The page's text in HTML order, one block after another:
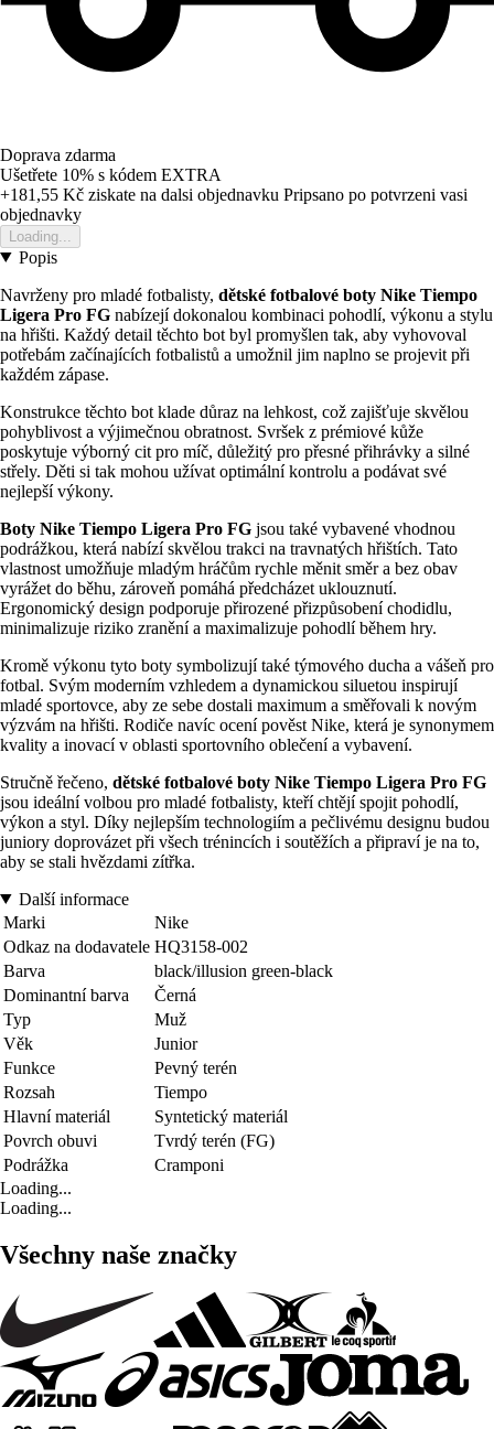
Doprava zdarma
Ušetřete 10% s kódem EXTRA
+181,55 Kč ziskate na dalsi objednavku Pripsano po potvrzeni vasi
objednavky
Loading...
Popis
Navrženy pro mladé fotbalisty, dětské fotbalové boty Nike Tiempo
Ligera Pro FG nabízejí dokonalou kombinaci pohodlí, výkonu a stylu
na hřišti. Každý detail těchto bot byl promyšlen tak, aby vyhovoval
potřebám začínajících fotbalistů a umožnil jim naplno se projevit při
každém zápase.
Konstrukce těchto bot klade důraz na lehkost, což zajišťuje skvělou
pohyblivost a výjimečnou obratnost. Svršek z prémiové kůže
poskytuje výborný cit pro míč, důležitý pro přesné přihrávky a silné
střely. Děti si tak mohou užívat optimální kontrolu a podávat své
nejlepší výkony.
Boty Nike Tiempo Ligera Pro FG jsou také vybavené vhodnou
podrážkou, která nabízí skvělou trakci na travnatých hřištích. Tato
vlastnost umožňuje mladým hráčům rychle měnit směr a bez obav
vyrážet do běhu, zároveň pomáhá předcházet uklouznutí.
Ergonomický design podporuje přirozené přizpůsobení chodidlu,
minimalizuje riziko zranění a maximalizuje pohodlí během hry.
Kromě výkonu tyto boty symbolizují také týmového ducha a vášeň pro
fotbal. Svým moderním vzhledem a dynamickou siluetou inspirují
mladé sportovce, aby ze sebe dostali maximum a směřovali k novým
výzvám na hřišti. Rodiče navíc ocení pověst Nike, která je synonymem
kvality a inovací v oblasti sportovního oblečení a vybavení.
Stručně řečeno, dětské fotbalové boty Nike Tiempo Ligera Pro FG
jsou ideální volbou pro mladé fotbalisty, kteří chtějí spojit pohodlí,
výkon a styl. Díky nejlepším technologiím a pečlivému designu budou
juniory doprovázet při všech trénincích i soutěžích a připraví je na to,
aby se stali hvězdami zítřka.
Další informace
Marki
Nike
Odkaz na dodavatele HQ3158-002
Barva
black/illusion green-black
Dominantní barva
Černá
Typ
Muž
Věk
Junior
Funkce
Pevný terén
Rozsah
Tiempo
Hlavní materiál
Syntetický materiál
Povrch obuvi
Tvrdý terén (FG)
Podrážka
Cramponi
Loading...
Loading...
Všechny naše značky